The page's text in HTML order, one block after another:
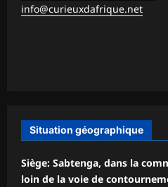
info@curieuxdafrique.net
Situation géographique
Siège: Sabtenga, dans la
loin de la voie de